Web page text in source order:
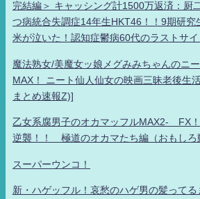
完結編＞ キャッシング計1500万返済：厨
つ病統合失調症14年生HKT46！！9期研究
米が泣いた！認知症鬱病60代のラストサ
魔法熟女/美魔女ッ娘メグみみちゃんのニ
MAX！ ニート仙人仙女の映画三昧老後生
まとめ速報Z)]
乙女系腐男子のオカマッフルMAX2- FX
逆襲！！ 極道のオカマたち編（おもしろ
スーパーウンコ！
新・ハゲッフル！哀愁のハゲ男の髪ってる